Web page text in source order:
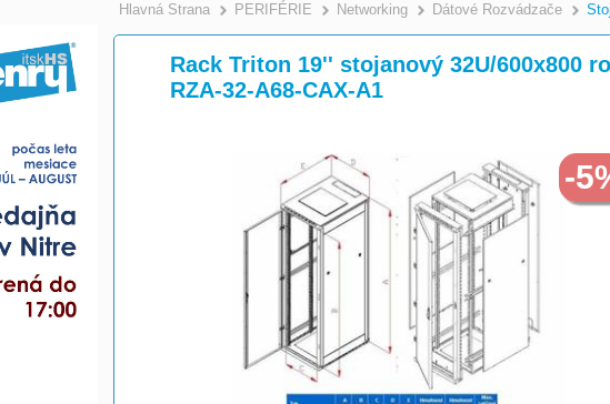
Hlavná Strana >
PERIFÉRIE >
Networking >
Dátové Rozvádzače
Rack Triton 19'' stojanový 32U/600x800
RZA-32-A68-CAX-A1
-